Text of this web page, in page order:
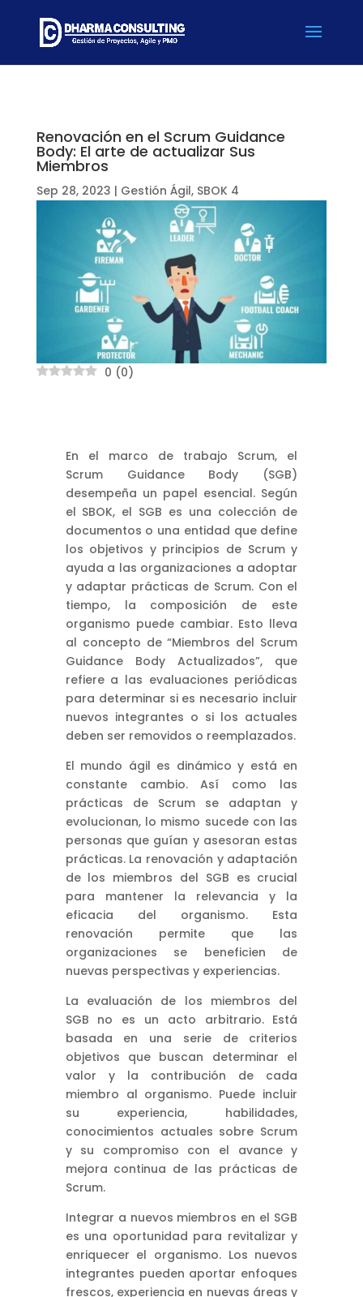
Renovación en el Scrum Guidance
Body: El arte de actualizar Sus
Miembros
Sep 28, 2023 | Gestión Ágil, SBOK 4
0 (0)
En el marco de trabajo Scrum, el
Scrum Guidance Body (SGB)
desempeña un papel esencial. Según
el SBOK, el SGB es una colección de
documentos o una entidad que define
los objetivos y principios de Scrum y
ayuda a las organizaciones a adoptar
y adaptar prácticas de Scrum. Con el
tiempo, la composición de este
organismo puede cambiar. Esto lleva
al concepto de “Miembros del Scrum
Guidance Body Actualizados”, que
refiere a las evaluaciones periódicas
para determinar si es necesario incluir
nuevos integrantes o si los actuales
deben ser removidos o reemplazados.
El mundo ágil es dinámico y está en
constante cambio. Así como las
prácticas de Scrum se adaptan y
evolucionan, lo mismo sucede con las
personas que guían y asesoran estas
prácticas. La renovación y adaptación
de los miembros del SGB es crucial
para mantener la relevancia y la
eficacia del organismo. Esta
renovación permite que las
organizaciones se beneficien de
nuevas perspectivas y experiencias.
La evaluación de los miembros del
SGB no es un acto arbitrario. Está
basada en una serie de criterios
objetivos que buscan determinar el
valor y la contribución de cada
miembro al organismo. Puede incluir
su experiencia, habilidades,
conocimientos actuales sobre Scrum
y su compromiso con el avance y
mejora continua de las prácticas de
Scrum.
Integrar a nuevos miembros en el SGB
es una oportunidad para revitalizar y
enriquecer el organismo. Los nuevos
integrantes pueden aportar enfoques
frescos, experiencia en nuevas áreas y